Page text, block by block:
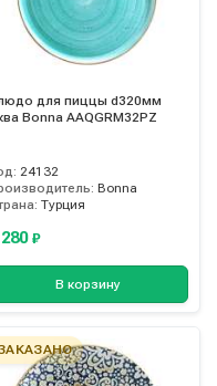
для пиццы d320мм
Bonna AAQGRM32PZ
24132
Bonna
Турция
₽
В корзину